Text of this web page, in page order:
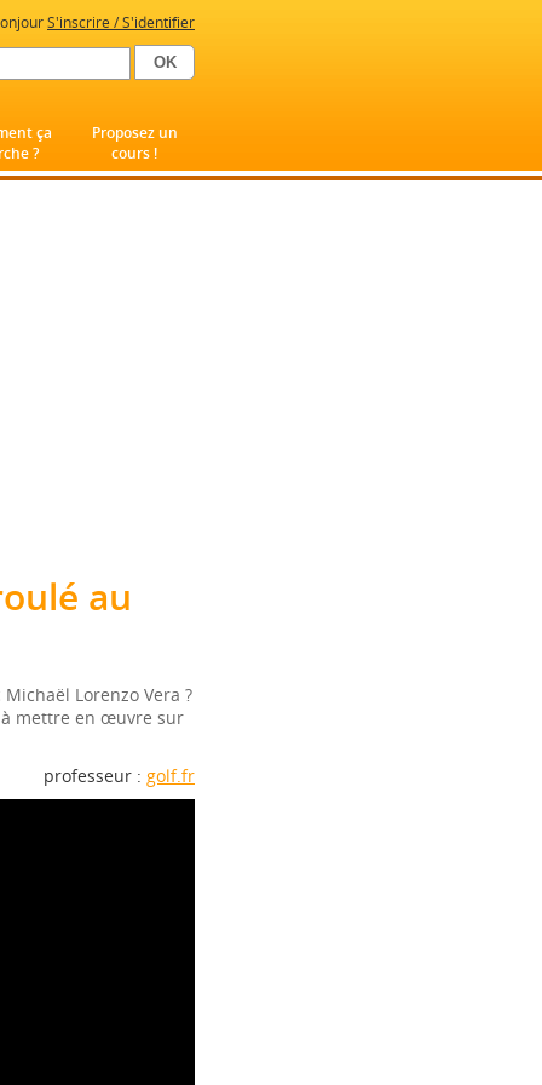
S'inscrire / S'identifier
ça
?
Proposez un
cours !
au
Lorenzo Vera ?
mettre en œuvre sur
professeur : golf.fr